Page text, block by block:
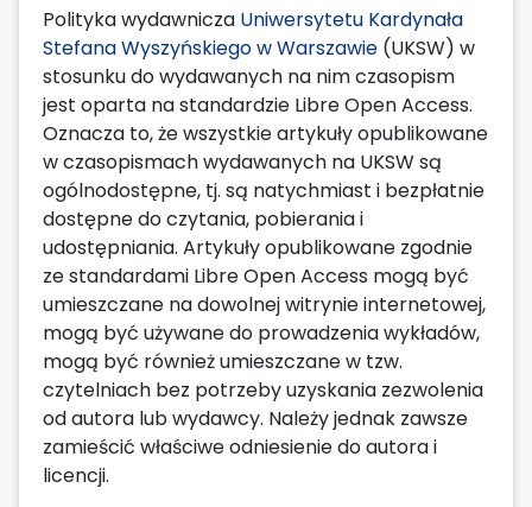
Polityka wydawnicza Uniwersytetu Kardynała
Stefana Wyszyńskiego w Warszawie (UKSW) w
stosunku do wydawanych na nim czasopism
jest oparta na standardzie Libre Open Access.
Oznacza to, że wszystkie artykuły opublikowane
w czasopismach wydawanych na UKSW są
ogólnodostępne, tj. są natychmiast i bezpłatnie
dostępne do czytania, pobierania i
udostępniania. Artykuły opublikowane zgodnie
ze standardami Libre Open Access mogą być
umieszczane na dowolnej witrynie internetowej,
mogą być używane do prowadzenia wykładów,
mogą być również umieszczane w tzw.
czytelniach bez potrzeby uzyskania zezwolenia
od autora lub wydawcy. Należy jednak zawsze
zamieścić właściwe odniesienie do autora i
licencji.